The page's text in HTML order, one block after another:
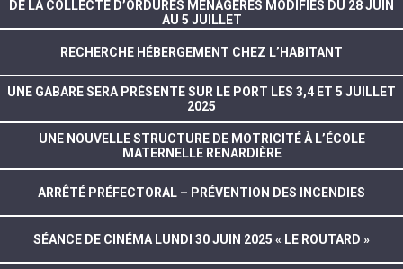
DE LA COLLECTE D’ORDURES MÉNAGÈRES MODIFIÉS DU 28 JUIN
AU 5 JUILLET
RECHERCHE HÉBERGEMENT CHEZ L’HABITANT
UNE GABARE SERA PRÉSENTE SUR LE PORT LES 3,4 ET 5 JUILLET
2025
UNE NOUVELLE STRUCTURE DE MOTRICITÉ À L’ÉCOLE
MATERNELLE RENARDIÈRE
ARRÊTÉ PRÉFECTORAL – PRÉVENTION DES INCENDIES
SÉANCE DE CINÉMA LUNDI 30 JUIN 2025 « LE ROUTARD »